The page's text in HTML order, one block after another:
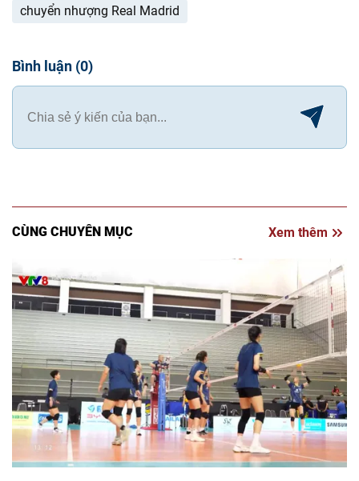
chuyển nhượng Real Madrid
Bình luận (0)
CÙNG CHUYÊN MỤC Xem thêm